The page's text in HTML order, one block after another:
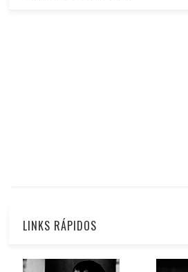
LINKS RÁPIDOS